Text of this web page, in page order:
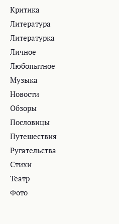
Критика
Литература
Литературка
Личное
Любопытное
Музыка
Новости
Обзоры
Пословицы
Путешествия
Ругательства
Стихи
Театр
Фото